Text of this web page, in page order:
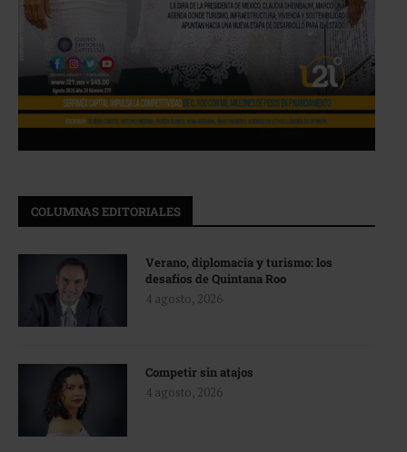
COLUMNAS EDITORIALES
Verano, diplomacia y turismo: los
desafíos de Quintana Roo
4 agosto, 2026
Competir sin atajos
4 agosto, 2026